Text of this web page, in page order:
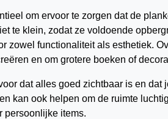
om ervoor te zorgen dat de
te klein, zodat ze voldoende
zowel functionaliteit als esthetiek.
en om grotere boeken of
dat alles goed zichtbaar is en
kan ook helpen om de ruimte
persoonlijke items.